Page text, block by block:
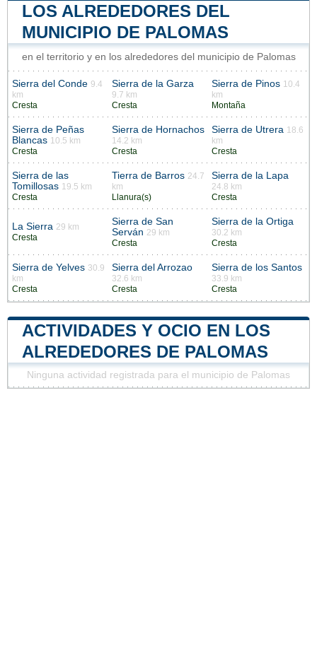
LOS ALREDEDORES DEL
MUNICIPIO DE PALOMAS
en el territorio y en los alrededores del municipio de Palomas
Sierra del Conde 9.4
km
Cresta
Sierra de la Garza
9.7 km
Cresta
Sierra de Pinos 10.4
km
Montaña
Sierra de Peñas
Blancas 10.5 km
Cresta
Sierra de Hornachos
14.2 km
Cresta
Sierra de Utrera 18.6
km
Cresta
Sierra de las
Tomillosas 19.5 km
Cresta
Tierra de Barros 24.7
km
Llanura(s)
Sierra de la Lapa
24.8 km
Cresta
La Sierra 29 km
Cresta
Sierra de San
Serván 29 km
Cresta
Sierra de la Ortiga
30.2 km
Cresta
Sierra de Yelves 30.9
km
Cresta
Sierra del Arrozao
32.6 km
Cresta
Sierra de los Santos
33.9 km
Cresta
ACTIVIDADES Y OCIO EN LOS
ALREDEDORES DE PALOMAS
Ninguna actividad registrada para el municipio de Palomas